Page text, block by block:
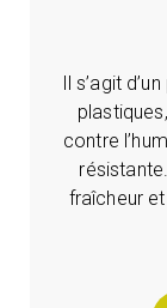
Il s’agit
contre
fraîcheur